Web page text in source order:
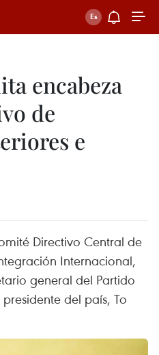
encabeza
de
e
Directivo Central de
Internacional,
general del Partido
del país, To